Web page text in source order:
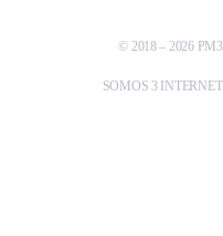
© 2018 – 2026 PM3
SOMOS 3